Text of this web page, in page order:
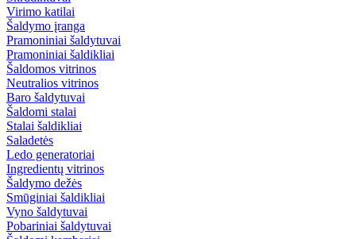
Virimo katilai
Šaldymo įranga
Pramoniniai šaldytuvai
Pramoniniai šaldikliai
Šaldomos vitrinos
Neutralios vitrinos
Baro šaldytuvai
Šaldomi stalai
Stalai šaldikliai
Saladetės
Ledo generatoriai
Ingredientų vitrinos
Šaldymo dežės
Smūginiai šaldikliai
Vyno šaldytuvai
Pobariniai šaldytuvai